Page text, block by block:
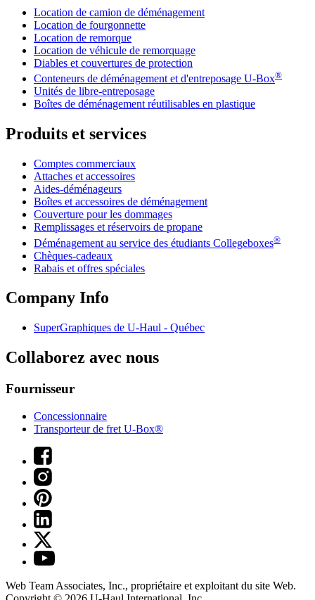
Location de camion de déménagement
Location de fourgonnette
Location de remorque
Location de véhicule de remorquage
Diables et couvertures de protection
Conteneurs de déménagement et d'entreposage U-Box®
Unités de libre-entreposage
Boîtes de déménagement réutilisables en plastique
Produits et services
Comptes commerciaux
Attaches et accessoires
Aides-déménageurs
Boîtes et accessoires de déménagement
Couverture pour les dommages
Remplissages et réservoirs de propane
Déménagement au service des étudiants Collegeboxes®
Chèques-cadeaux
Rabais et offres spéciales
Company Info
SuperGraphiques de U-Haul - Québec
Collaborez avec nous
Fournisseur
Concessionnaire
Transporteur de fret U-Box®
Web Team Associates, Inc., propriétaire et exploitant du site Web.